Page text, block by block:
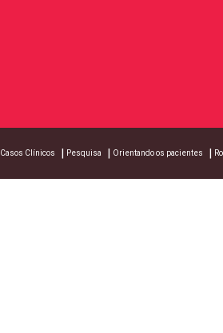
Casos Clínicos Pesquisa Orientando os pacientes